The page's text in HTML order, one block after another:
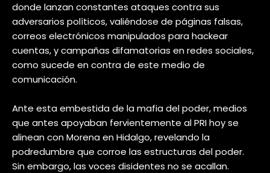
donde lanzan constantes ataques contra sus
adversarios políticos, valiéndose de páginas falsas,
correos electrónicos manipulados para hackear
cuentas, y campañas difamatorias en redes sociales,
como sucede en contra de este medio de
comunicación.
Ante esta embestida de la mafia del poder, medios
que antes apoyaban fervientemente al PRI hoy se
alinean con Morena en Hidalgo, revelando la
podredumbre que corroe las estructuras del poder.
Sin embargo, las voces disidentes no se acallan.